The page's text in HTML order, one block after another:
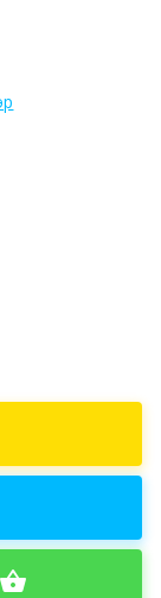
shopping_basket